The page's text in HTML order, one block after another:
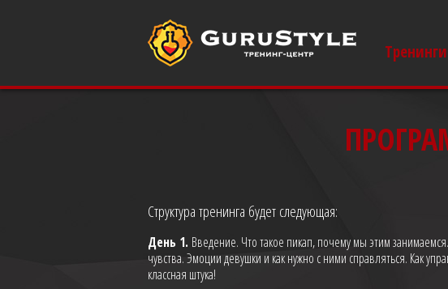
Тренинги
Структура тренинга будет следующая:
День 1. Введение. Что такое пикап, почему мы этим
чувства. Эмоции девушки и как нужно с ними справляться. Как
классная штука!